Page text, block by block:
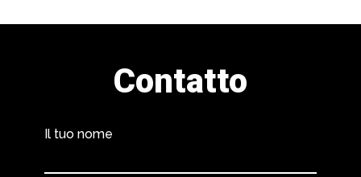
Contatto
Il tuo nome